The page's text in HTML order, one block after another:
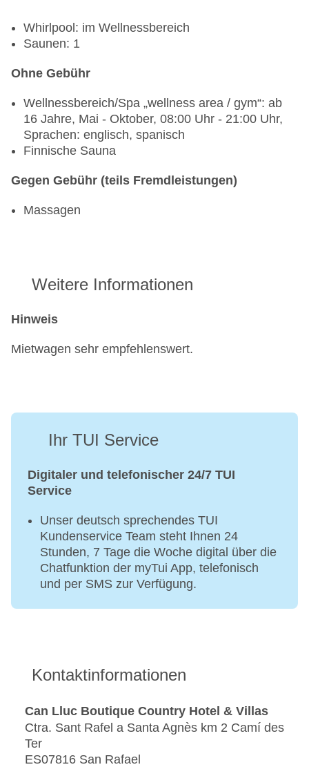
Whirlpool: im Wellnessbereich
Saunen: 1
Ohne Gebühr
Wellnessbereich/Spa „wellness area / gym“: ab
16 Jahre, Mai - Oktober, 08:00 Uhr - 21:00 Uhr,
Sprachen: englisch, spanisch
Finnische Sauna
Gegen Gebühr (teils Fremdleistungen)
Massagen
Weitere Informationen
Hinweis
Mietwagen sehr empfehlenswert.
Ihr TUI Service
Digitaler und telefonischer 24/7 TUI
Service
Unser deutsch sprechendes TUI
Kundenservice Team steht Ihnen 24
Stunden, 7 Tage die Woche digital über die
Chatfunktion der myTui App, telefonisch
und per SMS zur Verfügung.
Kontaktinformationen
Can Lluc Boutique Country Hotel & Villas
Ctra. Sant Rafel a Santa Agnès km 2 Camí des
Ter
ES07816 San Rafael